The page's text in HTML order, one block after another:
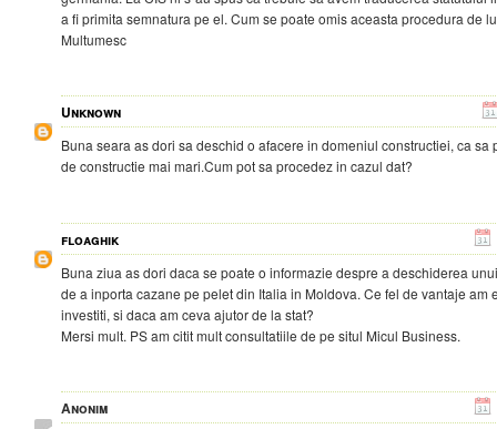
a fi primita semnatura pe el. Cum se poate omis aceasta procedura de
Multumesc
Unknown
Buna seara as dori sa deschid o afacere in domeniul constructiei, ca sa
de constructie mai mari.Cum pot sa procedez in cazul dat?
floaghik
Buna ziua as dori daca se poate o informazie despre a deschiderea
de a inporta cazane pe pelet din Italia in Moldova. Ce fel de vantaje am
investiti, si daca am ceva ajutor de la stat?
Mersi mult. PS am citit mult consultatiile de pe situl Micul Business.
Anonim